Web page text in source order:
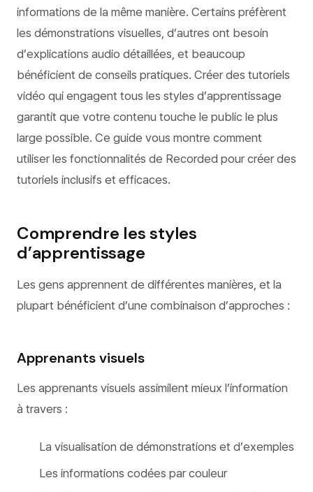
informations de la même manière. Certains préfèrent
les démonstrations visuelles, d’autres ont besoin
d’explications audio détaillées, et beaucoup
bénéficient de conseils pratiques. Créer des tutoriels
vidéo qui engagent tous les styles d’apprentissage
garantit que votre contenu touche le public le plus
large possible. Ce guide vous montre comment
utiliser les fonctionnalités de Recorded pour créer des
tutoriels inclusifs et efficaces.
Comprendre les styles
d’apprentissage
Les gens apprennent de différentes manières, et la
plupart bénéficient d’une combinaison d’approches :
Apprenants visuels
Les apprenants visuels assimilent mieux l’information
à travers :
La visualisation de démonstrations et d’exemples
Les informations codées par couleur